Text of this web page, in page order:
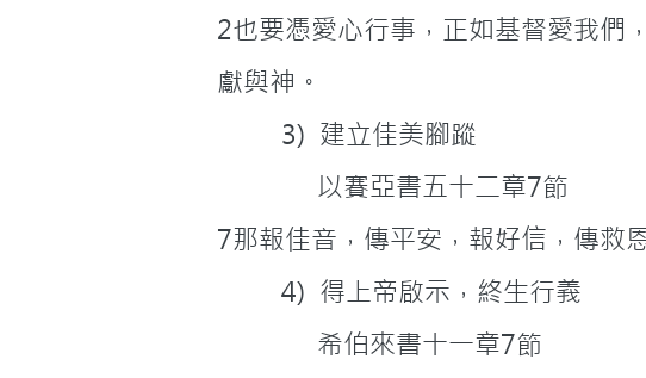
2也要憑愛心行事，正如基督愛我們
獻與神。
         3)  建立佳美腳蹤
              以賽亞書五十二章7節
7那報佳音，傳平安，報好信，傳救
         4)  得上帝啟示，終生行義
              希伯來書十一章7節